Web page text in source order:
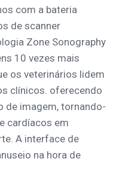
com a bateria
de scanner
Zone Sonography
10 vezes mais
os veterinários lidem
clínicos. oferecendo
de imagem, tornando-
cardíacos em
A interface de
na hora de